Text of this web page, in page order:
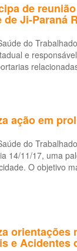
de
Ji-Paraná
do
e
ação em
do
14/11/17, uma
O objetivo
e Acidentes